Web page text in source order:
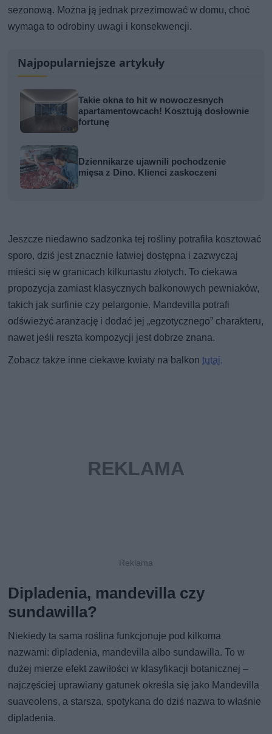
sezonową. Można ją jednak przezimować w domu, choć
wymaga to odrobiny uwagi i konsekwencji.
Najpopularniejsze artykuły
Takie okna to hit w nowoczesnych
apartamentowcach! Kosztują dosłownie
fortunę
Dziennikarze ujawnili pochodzenie
mięsa z Dino. Klienci zaskoczeni
Jeszcze niedawno sadzonka tej rośliny potrafiła kosztować
sporo, dziś jest znacznie łatwiej dostępna i zazwyczaj
mieści się w granicach kilkunastu złotych. To ciekawa
propozycja zamiast klasycznych balkonowych pewniaków,
takich jak surfinie czy pelargonie. Mandevilla potrafi
odświeżyć aranżację i dodać jej „egzotycznego” charakteru,
nawet jeśli reszta kompozycji jest dobrze znana.
Zobacz także inne ciekawe kwiaty na balkontutaj.
Dipladenia, mandevilla czy
sundawilla?
Niekiedy ta sama roślina funkcjonuje pod kilkoma
nazwami: dipladenia, mandevilla albo sundawilla. To w
dużej mierze efekt zawiłości w klasyfikacji botanicznej –
najczęściej uprawiany gatunek określa się jako Mandevilla
suaveolens, a starsza, spotykana do dziś nazwa to właśnie
dipladenia.